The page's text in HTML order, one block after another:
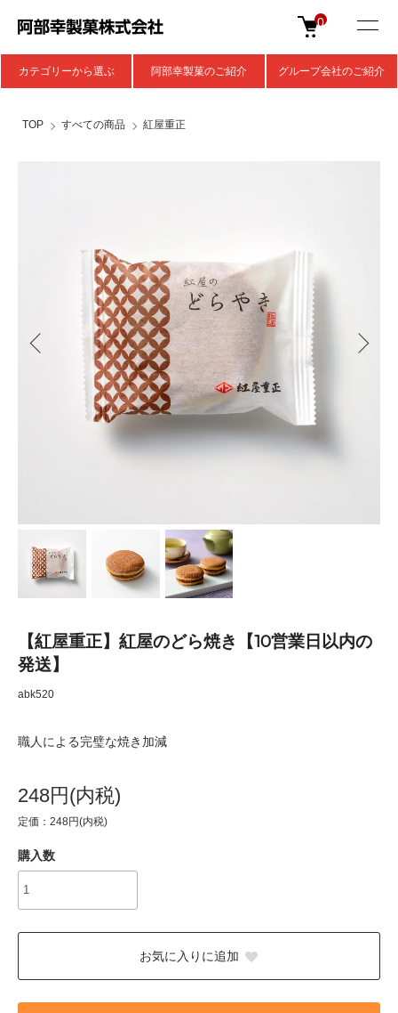
0
カテゴリーから選ぶ 阿部幸製菓のご紹介 グループ会社のご紹介
TOP すべての商品 紅屋重正
【紅屋重正】紅屋のどら焼き【10営業日以内の
発送】
abk520
職人による完璧な焼き加減
248円(内税)
定価：248円(内税)
購入数
お気に入りに追加